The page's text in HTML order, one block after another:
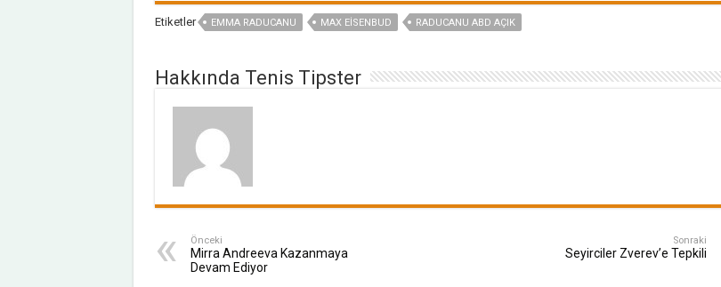
Etiketler EMMA RADUCANU MAX EISENBUD RADUCANU ABD AÇIK
Hakkında Tenis Tipster
Önceki
Mirra Andreeva Kazanmaya
Devam Ediyor
Sonraki
Seyirciler Zverev’e Tepkili